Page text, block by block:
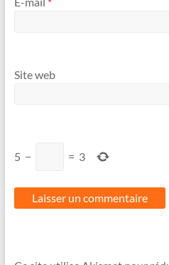
Site web
5 − = 3